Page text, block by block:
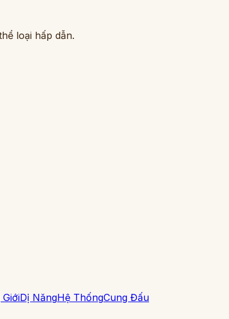
loại hấp dẫn.
GiớiDị NăngHệ ThốngCung Đấu